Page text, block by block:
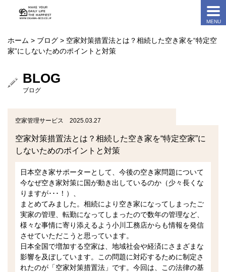
ホーム > ブログ > 空家対策措置法とは？相続した空き家を“特定空
家”にしないためのポイントと対策
BLOG
ブログ
空家管理サービス 2025.03.27
空家対策措置法とは？相続した空き家を“特定空家”に
しないためのポイントと対策
日本空き家サポーターとして、今後の空き家問題について
今なぜ空き家対策に国が動き出しているのか（少々長くな
りますが･･･！）、
まとめてみました。相続により空き家になってしまったご
実家の管理、転勤になってしまったので数年の管理など、
様々な事情に寄り添えるよう小川工務店からも情報を発信
させていただこうと思っています。
日本全国で増加する空家は、地域社会や経済にさまざまな
影響を及ぼしています。この問題に対応するために制定さ
れたのが「空家対策措置法」です。今回は、この法律の基